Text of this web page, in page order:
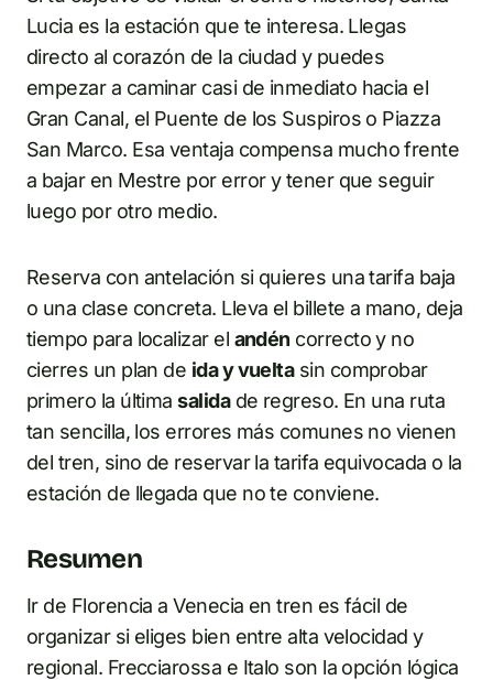
Lucia es la estación que te interesa. Llegas
directo al corazón de la ciudad y puedes
empezar a caminar casi de inmediato hacia el
Gran Canal, el Puente de los Suspiros o Piazza
San Marco. Esa ventaja compensa mucho frente
a bajar en Mestre por error y tener que seguir
luego por otro medio.
Reserva con antelación si quieres una tarifa baja
o una clase concreta. Lleva el billete a mano, deja
tiempo para localizar el andén correcto y no
cierres un plan de ida y vueltasin comprobar
primero la últimasalidade regreso. En una ruta
tan sencilla, los errores más comunes no vienen
del tren, sino de reservar la tarifa equivocada o la
estación de llegada que no te conviene.
Resumen
Ir de Florencia a Venecia en tren es fácil de
organizar si eliges bien entre alta velocidad y
regional. Frecciarossa e Italo son la opción lógica